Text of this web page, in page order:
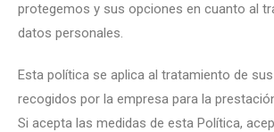
protegemos y sus opciones en cuanto al
datos personales.
Esta política se aplica al tratamiento de
recogidos por la empresa para la
Si acepta las medidas de esta Política,